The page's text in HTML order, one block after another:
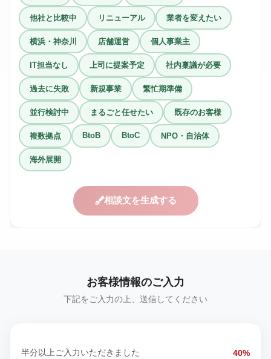
他社と比較中 リニューアル 業者を変えたい
横浜・神奈川 店舗運営 個人事業主
IT担当なし 上司に提案予定 社内稟議が必要
過去に失敗 新規事業 繁忙期準備
並行検討中 まるごと任せたい 既存のお客様
複数拠点 BtoB BtoC NPO・自治体
海外展開
相談文を生成する
お客様情報のご入力
下記をご入力の上、送信してください
半分以上ご入力いただきました 40%